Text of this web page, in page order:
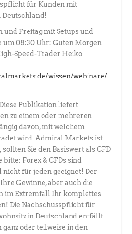
für Kunden mit
Deutschland!
und Freitag mit Setups und
um 08:30 Uhr: Guten Morgen
Speed-Trader Heiko
wissen/webinare/
Diese Publikation liefert
zu einem oder mehreren
davon, mit welchem
wird. Admiral Markets ist
sollten Sie den Basiswert als CFD
bitte: Forex & CFDs sind
für jeden geeignet! Der
Gewinne, aber auch die
im Extremfall Ihr komplettes
Die Nachschusspflicht für
in Deutschland entfällt.
ganz oder teilweise in den